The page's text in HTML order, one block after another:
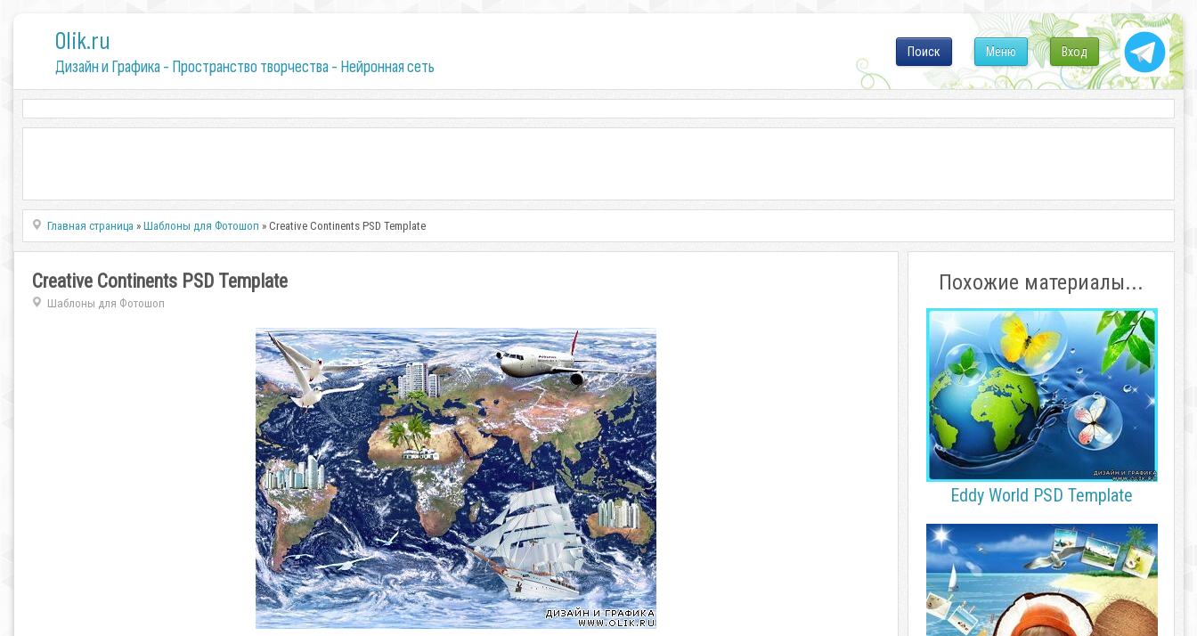
0lik.ru
Дизайн и Графика - Пространство творчества - Нейронная сеть
Вход
Меню
Поиск
Главная страница »Шаблоны для Фотошоп » Creative Continents PSD Template
Creative Continents PSD Template
Шаблоны для Фотошоп
Похожие материалы...
Eddy World PSD Template